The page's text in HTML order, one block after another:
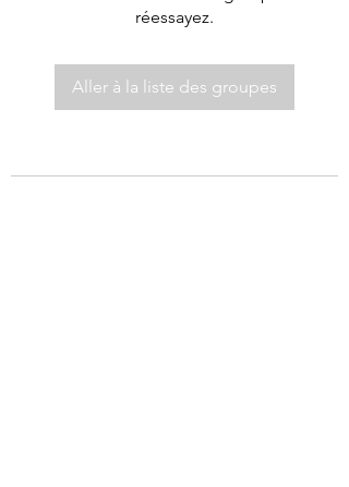
réessayez.
Aller à la liste des groupes